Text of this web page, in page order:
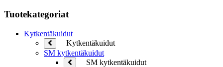
Tuotekategoriat
Kytkentäkuidut
Kytkentäkuidut
SM kytkentäkuidut
SM kytkentäkuidut